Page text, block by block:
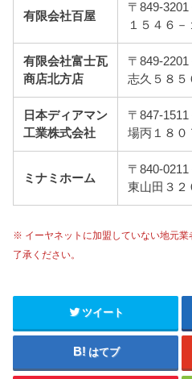
有限会社百屋
〒849-
１５４６－
有限会社富士瓦
商店北方店
〒849-
志久５８５
日本ディアマン
工業株式会社
〒847-
場丙１８０
ミナミホーム
〒840-
東山田３２
※ イーヤネットに加盟していない地元
了承ください。
ツイート
はてブ